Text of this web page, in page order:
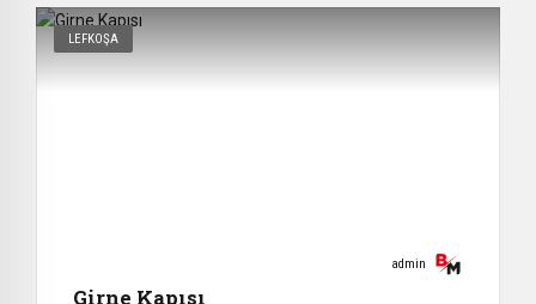
LEFKOŞA
admin
Girne Kapısı